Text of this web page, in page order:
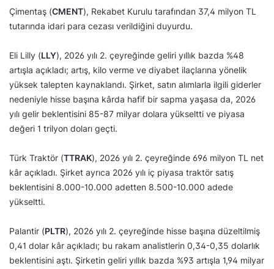
Çimentaş (CMENT), Rekabet Kurulu tarafından 37,4 milyon TL
tutarında idari para cezası verildiğini duyurdu.
Eli Lilly (LLY), 2026 yılı 2. çeyreğinde geliri yıllık bazda %48
artışla açıkladı; artış, kilo verme ve diyabet ilaçlarına yönelik
yüksek talepten kaynaklandı. Şirket, satın alımlarla ilgili giderler
nedeniyle hisse başına kârda hafif bir sapma yaşasa da, 2026
yılı gelir beklentisini 85-87 milyar dolara yükseltti ve piyasa
değeri 1 trilyon doları geçti.
Türk Traktör (TTRAK), 2026 yılı 2. çeyreğinde 696 milyon TL net
kâr açıkladı. Şirket ayrıca 2026 yılı iç piyasa traktör satış
beklentisini 8.000-10.000 adetten 8.500-10.000 adede
yükseltti.
Palantir (PLTR), 2026 yılı 2. çeyreğinde hisse başına düzeltilmiş
0,41 dolar kâr açıkladı; bu rakam analistlerin 0,34-0,35 dolarlık
beklentisini aştı. Şirketin geliri yıllık bazda %93 artışla 1,94 milyar